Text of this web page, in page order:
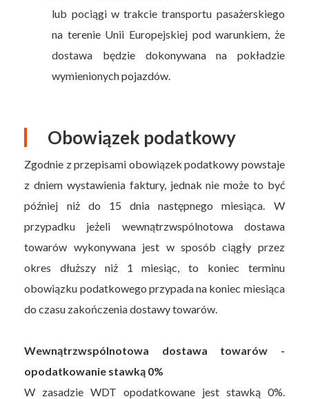
lub pociągi w trakcie transportu pasażerskiego
na terenie Unii Europejskiej pod warunkiem, że
dostawa będzie dokonywana na pokładzie
wymienionych pojazdów.
Obowiązek podatkowy
Zgodnie z przepisami obowiązek podatkowy powstaje
z dniem wystawienia faktury, jednak nie może to być
później niż do 15 dnia następnego miesiąca. W
przypadku jeżeli wewnątrzwspólnotowa dostawa
towarów wykonywana jest w sposób ciągły przez
okres dłuższy niż 1 miesiąc, to koniec terminu
obowiązku podatkowego przypada na koniec miesiąca
do czasu zakończenia dostawy towarów.
Wewnątrzwspólnotowa dostawa towarów -
opodatkowanie stawką 0%
W zasadzie WDT opodatkowane jest stawką 0%.